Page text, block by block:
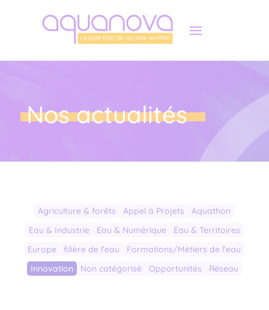
Nos actualités
Agriculture & forêts Appel à Projets
Aquathon
Eau & Industrie
Eau & Numérique
Eau & Territoires
Europe
filière de l'eau
Formations/Métiers de l'eau
Innovation
Non catégorisé Opportunités Réseau